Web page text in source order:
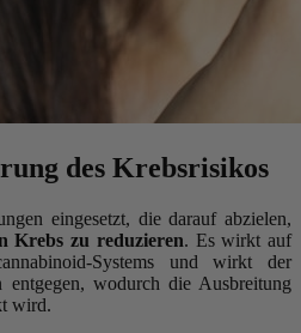
des Krebsrisikos
eingesetzt, die darauf abzielen,
Krebs zu reduzieren. Es wirkt auf
Systems und wirkt der
entgegen, wodurch die Ausbreitung
wird.